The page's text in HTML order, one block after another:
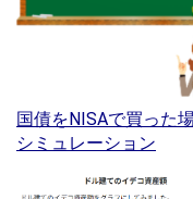
国債をNISAで買った
シミュレーション